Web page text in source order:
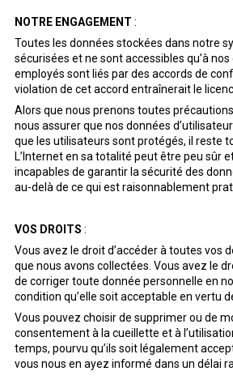
NOTRE ENGAGEMENT :
Toutes les données stockées dans notre
sécurisées et ne sont accessibles qu’à nos
employés sont liés par des accords de
violation de cet accord entraînerait le
Alors que nous prenons toutes
nous assurer que nos données
que les utilisateurs sont protégés, il reste
L’Internet en sa totalité peut être peu sûr
incapables de garantir la sécurité des
au-delà de ce qui est raisonnablement
VOS DROITS :
Vous avez le droit d’accéder à toutes vos
que nous avons collectées. Vous avez le
de corriger toute donnée personnelle en
condition qu’elle soit acceptable en vertu
Vous pouvez choisir de supprimer ou de
consentement à la cueillette et à
temps, pourvu qu’ils soit légalement
vous nous en ayez informé dans un délai